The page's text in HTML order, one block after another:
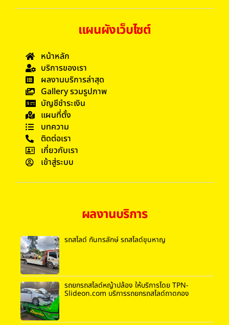
แผนผังเว็บไซต์
หน้าหลัก
บริการของเรา
ผลงานบริการล่าสุด
Gallery รวมรูปภาพ
บัญชีชำระเงิน
แผนที่ตั้ง
บทความ
ติดต่อเรา
เกี่ยวกับเรา
เข้าสู่ระบบ
ผลงานบริการ
รถสไลด์ กันทรลักษ์ รถสไลด์ขุนหาญ
รถยกรถสไลด์หญ้าปล้อง ให้บริการโดย TPN-
Slideon.com บริการรถยกรถสไลด์ถาดกอง